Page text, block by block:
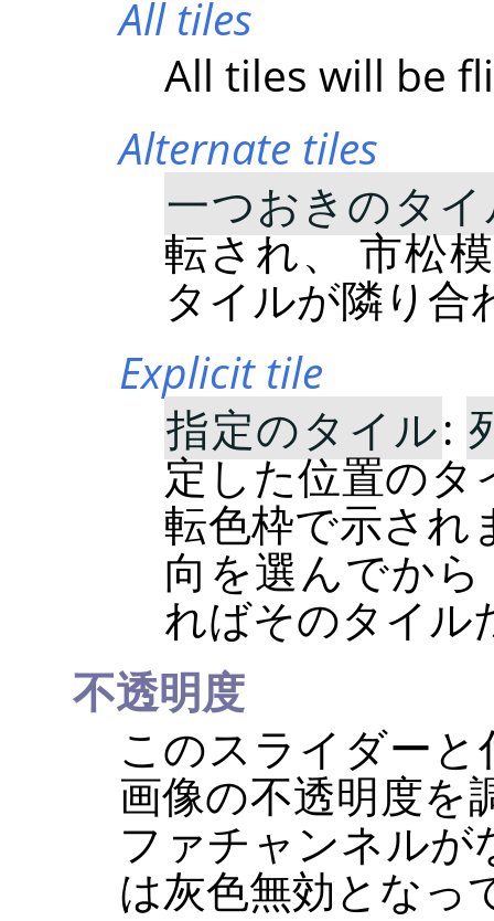
All tiles
All tiles will be
Alternate tiles
一つおきのタ
転され、 市松
タイルが隣り合
Explicit tile
指定のタイル:
定した位置のタ
転色枠で示され
向を選んでか
ればそのタイル
不透明度
このスライダー
画像の不透明度を
ファチャンネル
は灰色無効となっ